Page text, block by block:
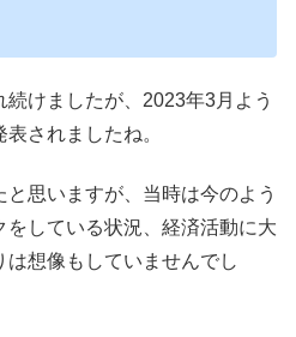
けましたが、2023年3月よう
されましたね。
思いますが、当時は今のよう
している状況、経済活動に大
想像もしていませんでし